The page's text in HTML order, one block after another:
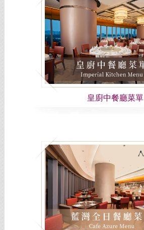
皇廚中餐廳菜單